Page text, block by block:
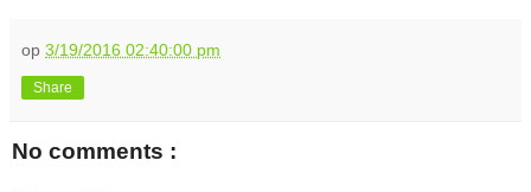
op 3/19/2016 02:40:00 pm
Share
No comments :